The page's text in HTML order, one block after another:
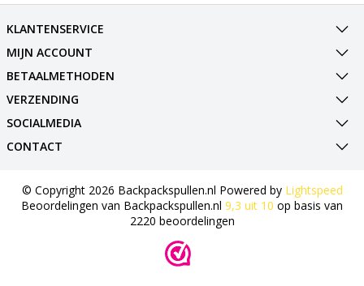
KLANTENSERVICE
MIJN ACCOUNT
BETAALMETHODEN
VERZENDING
SOCIALMEDIA
CONTACT
© Copyright 2026 Backpackspullen.nl Powered by Lightspeed
Beoordelingen van Backpackspullen.nl 9,3 uit 10 op basis van
2220 beoordelingen